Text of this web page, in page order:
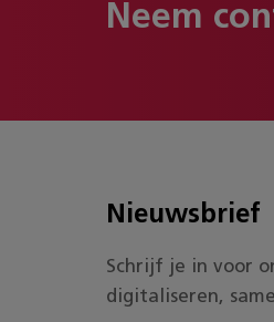
Neem
Nieuwsbrief
Schrijf je in voor
digitaliseren,